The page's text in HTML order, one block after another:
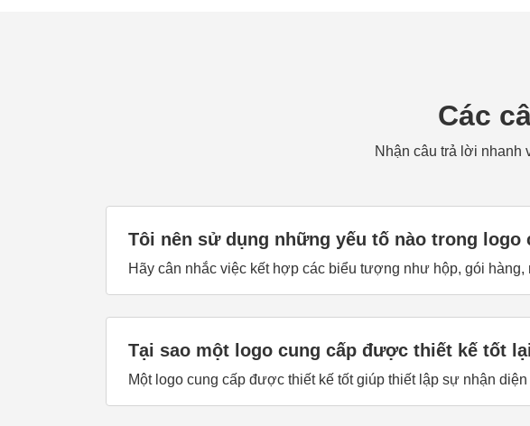
Các
Nhận câu trả lời nhanh
Tôi nên sử dụng những yếu tố nào trong logo
Hãy cân nhắc việc kết hợp các biểu tượng như hộp, gói
Tại sao một logo cung cấp được thiết kế tốt
Một logo cung cấp được thiết kế tốt giúp thiết lập sự nhận